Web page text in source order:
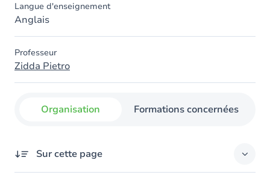
Langue d'enseignement
Anglais
Professeur
Zidda Pietro
Organisation Formations concernées
Sur cette page